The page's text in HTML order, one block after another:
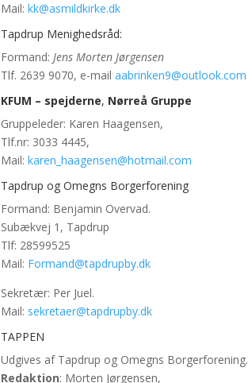
Mail: kk@asmildkirke.dk
Tapdrup Menighedsråd:
Formand: Jens Morten Jørgensen
Tlf. 2639 9070, e-mail aabrinken9@outlook.com
KFUM – spejderne, Nørreå Gruppe
Gruppeleder: Karen Haagensen,
Tlf.nr: 3033 4445,
Mail: karen_haagensen@hotmail.com
Tapdrup og Omegns Borgerforening
Formand: Benjamin Overvad.
Subækvej 1, Tapdrup
Tlf: 28599525
Mail: Formand@tapdrupby.dk
Sekretær: Per Juel.
Mail: sekretaer@tapdrupby.dk
TAPPEN
Udgives af Tapdrup og Omegns Borgerforening.
Redaktion: Morten Jørgensen,